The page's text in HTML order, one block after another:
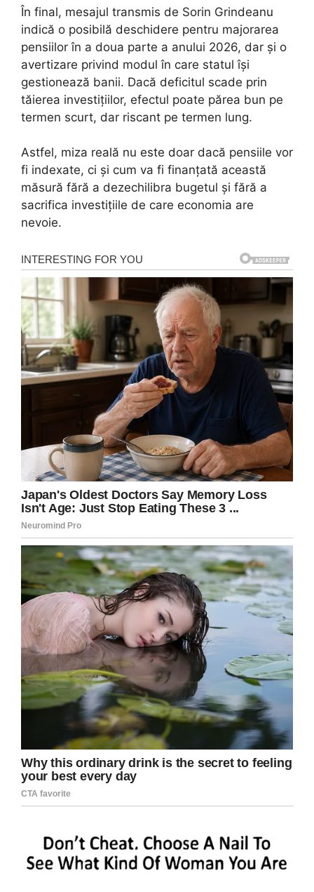
În final, mesajul transmis de Sorin Grindeanu
indică o posibilă deschidere pentru majorarea
pensiilor în a doua parte a anului 2026, dar și o
avertizare privind modul în care statul își
gestionează banii. Dacă deficitul scade prin
tăierea investițiilor, efectul poate părea bun pe
termen scurt, dar riscant pe termen lung.
Astfel, miza reală nu este doar dacă pensiile vor
fi indexate, ci și cum va fi finanțată această
măsură fără a dezechilibra bugetul și fără a
sacrifica investițiile de care economia are
nevoie.